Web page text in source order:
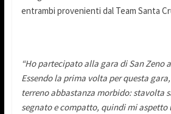
entrambi provenienti dal Team Santa
“Ho partecipato alla gara di San Zeno
Essendo la prima volta per questa
terreno abbastanza morbido: stavolta
segnato e compatto, quindi mi aspetto